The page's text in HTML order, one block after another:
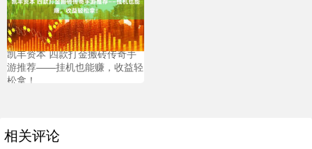
凯丰资本 四款打金搬砖传奇手
游推荐——挂机也能赚，收益轻
松拿！
相关评论